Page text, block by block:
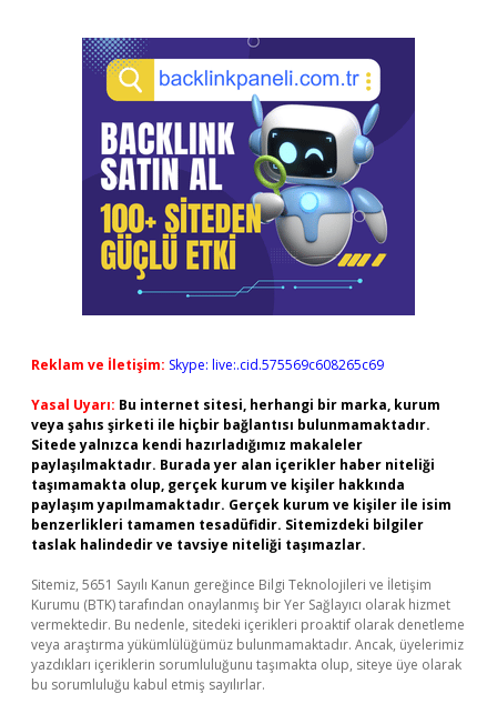
Reklam ve İletişim: Skype: live:.cid.575569c608265c69
Yasal Uyarı: Bu internet sitesi, herhangi bir marka, kurum
veya şahıs şirketi ile hiçbir bağlantısı bulunmamaktadır.
Sitede yalnızca kendi hazırladığımız makaleler
paylaşılmaktadır. Burada yer alan içerikler haber niteliği
taşımamakta olup, gerçek kurum ve kişiler hakkında
paylaşım yapılmamaktadır. Gerçek kurum ve kişiler ile isim
benzerlikleri tamamen tesadüfidir. Sitemizdeki bilgiler
taslak halindedir ve tavsiye niteliği taşımazlar.
Sitemiz, 5651 Sayılı Kanun gereğince Bilgi Teknolojileri ve İletişim
Kurumu (BTK) tarafından onaylanmış bir Yer Sağlayıcı olarak hizmet
vermektedir. Bu nedenle, sitedeki içerikleri proaktif olarak denetleme
veya araştırma yükümlülüğümüz bulunmamaktadır. Ancak, üyelerimiz
yazdıkları içeriklerin sorumluluğunu taşımakta olup, siteye üye olarak
bu sorumluluğu kabul etmiş sayılırlar.